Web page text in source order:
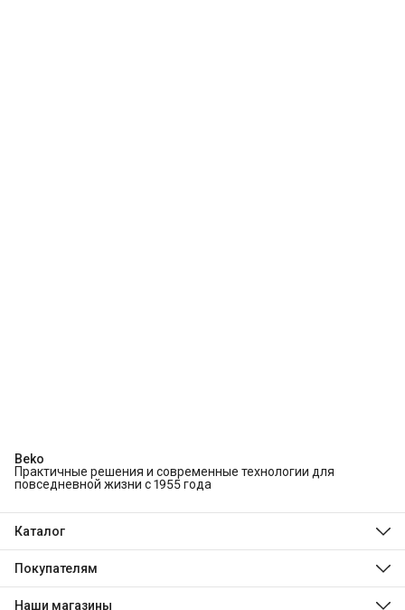
Beko
Практичные решения и современные технологии для
повседневной жизни с 1955 года
Каталог
Стиральные и сушильные машины
Варочные панели
Покупателям
Технологии Beko
Наши магазины